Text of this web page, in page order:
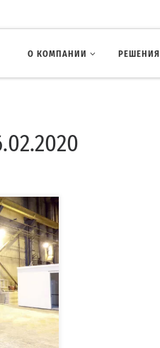
О КОМПАНИИ РЕШЕНИЯ
и